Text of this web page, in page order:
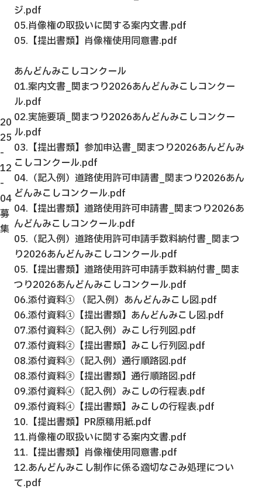
20
25
-
12
-
04
募
集
ジ.pdf
05.肖像権の取扱いに関する案内文書.pdf
05.【提出書類】肖像権使用同意書.pdf
あんどんみこしコンクール
01.案内文書_関まつり2026あんどんみこしコンクー
ル.pdf
02.実施要項_関まつり2026あんどんみこしコンクー
ル.pdf
03.【提出書類】参加申込書_関まつり2026あんどんみ
こしコンクール.pdf
04.（記入例）道路使用許可申請書_関まつり2026あん
どんみこしコンクール.pdf
04.【提出書類】道路使用許可申請書_関まつり2026あ
んどんみこしコンクール.pdf
05.（記入例）道路使用許可申請手数料納付書_関まつ
り2026あんどんみこしコンクール.pdf
05.【提出書類】道路使用許可申請手数料納付書_関ま
つり2026あんどんみこしコンクール.pdf
06.添付資料① （記入例）あんどんみこし図.pdf
06.添付資料①【提出書類】あんどんみこし図.pdf
07.添付資料②（記入例）みこし行列図.pdf
07.添付資料②【提出書類】みこし行列図.pdf
08.添付資料③（記入例）通行順路図.pdf
08.添付資料③【提出書類】通行順路図.pdf
09.添付資料④（記入例）みこしの行程表.pdf
09.添付資料④【提出書類】みこしの行程表.pdf
10.【提出書類】PR原稿用紙.pdf
11.肖像権の取扱いに関する案内文書.pdf
11.【提出書類】肖像権使用同意書.pdf
12.あんどんみこし制作に係る適切なごみ処理につい
て.pdf